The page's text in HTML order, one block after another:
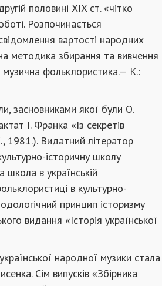
половині XIX ст. «чітко
Розпочинається
вартості народних
методика збирання та вивчення
музична фольклористика.— К.:
засновниками якої були О.
І. Франка «Із секретів
1981.). Видатний літератор
історичну школу
школа в українській
в культурно-
принцип історизму
видання «Історія української
народної музики стала
Сім випусків «Збірника